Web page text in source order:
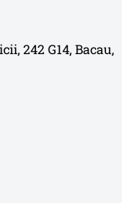
242 G14, Bacau,